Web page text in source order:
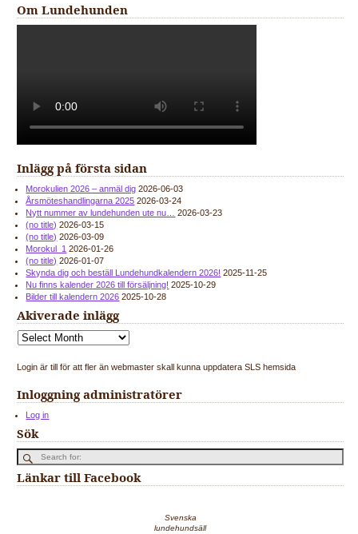
Om Lundehunden
Inlägg på första sidan
Morokulien 2026 – anmäl dig 2026-06-03
Årsmöteshandlingarna 2025 2026-03-24
Nytt nummer av lundehunden ute nu…
2026-03-23
(no title) 2026-03-15
(no title) 2026-03-09
Morokul_1 2026-01-26
(no title) 2026-01-07
Skynda dig och beställ Lundehundkalendern 2026! 2025-11-25
Nu finns kalender 2026 till försäljning! 2025-10-29
Bilder till kalendern 2026 2025-10-28
Akiverade inlägg
Login är till för att fler än webmaster skall kunna uppdatera SLS hemsida
Inloggning administratörer
Log in
Sök
Länkar till Facebook
Svenska
lundehundsäll